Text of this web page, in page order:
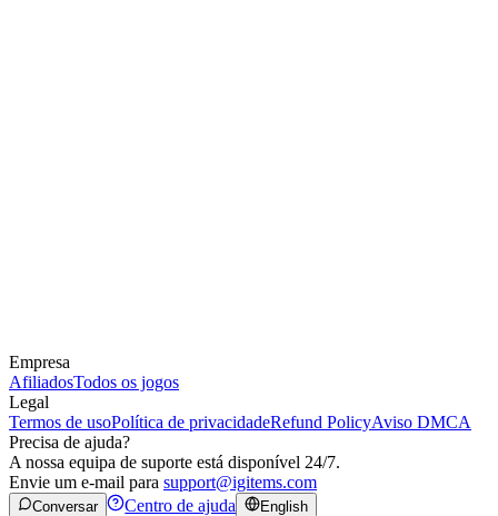
Empresa
AfiliadosTodos os jogos
Legal
Termos de usoPolítica de privacidadeRefund PolicyAviso DMCA
Precisa de ajuda?
A nossa equipa de suporte está disponível 24/7.
Envie um e-mail para support@igitems.com
Conversar Centro de ajuda English